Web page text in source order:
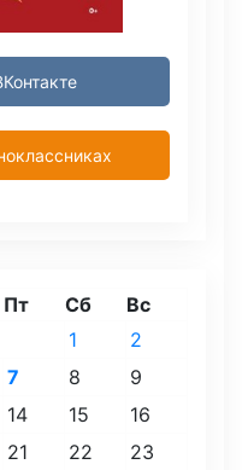
Пт Сб Вс
1
2
7 8
9
14 15
16
21 22
23